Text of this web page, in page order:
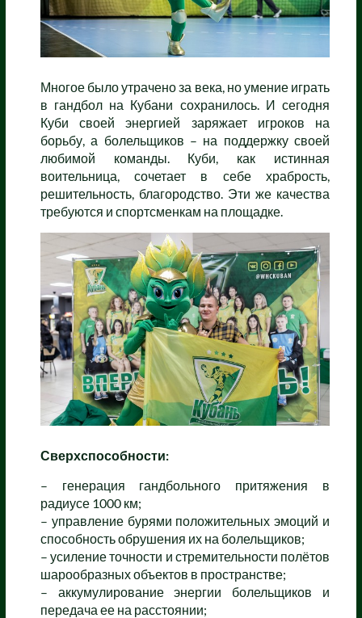
Многое было утрачено за века, но умение играть
в гандбол на Кубани сохранилось. И сегодня
Куби своей энергией заряжает игроков на
борьбу, а болельщиков – на поддержку своей
любимой команды. Куби, как истинная
воительница, сочетает в себе храбрость,
решительность, благородство. Эти же качества
требуются и спортсменкам на площадке.
Сверхспособности:
– генерация гандбольного притяжения в
радиусе 1000 км;
– управление бурями положительных эмоций и
способность обрушения их на болельщиков;
– усиление точности и стремительности полётов
шарообразных объектов в пространстве;
– аккумулирование энергии болельщиков и
передача ее на расстоянии;